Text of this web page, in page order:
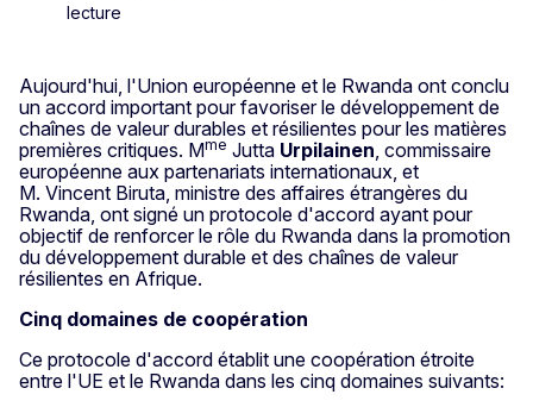
lecture
Aujourd'hui, l'Union européenne et le Rwanda ont conclu
un accord important pour favoriser le développement de
chaînes de valeur durables et résilientes pour les matières
premières critiques. Mme Jutta Urpilainen , commissaire
européenne aux partenariats internationaux, et
M. Vincent Biruta, ministre des affaires étrangères du
Rwanda, ont signé un protocole d'accord ayant pour
objectif de renforcer le rôle du Rwanda dans la promotion
du développement durable et des chaînes de valeur
résilientes en Afrique.
Cinq domaines de coopération
Ce protocole d'accord établit une coopération étroite
entre l'UE et le Rwanda dans les cinq domaines suivants: